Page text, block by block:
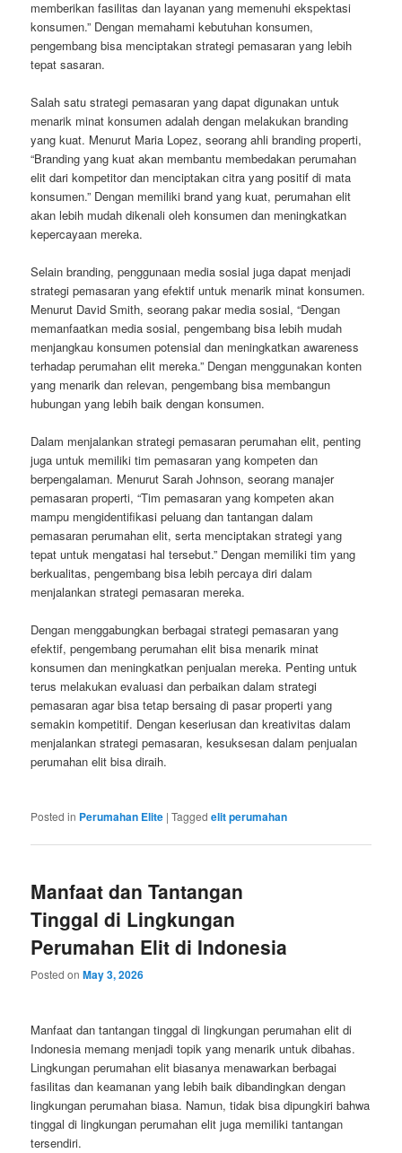
memberikan fasilitas dan layanan yang memenuhi ekspektasi
konsumen.” Dengan memahami kebutuhan konsumen,
pengembang bisa menciptakan strategi pemasaran yang lebih
tepat sasaran.
Salah satu strategi pemasaran yang dapat digunakan untuk
menarik minat konsumen adalah dengan melakukan branding
yang kuat. Menurut Maria Lopez, seorang ahli branding properti,
“Branding yang kuat akan membantu membedakan perumahan
elit dari kompetitor dan menciptakan citra yang positif di mata
konsumen.” Dengan memiliki brand yang kuat, perumahan elit
akan lebih mudah dikenali oleh konsumen dan meningkatkan
kepercayaan mereka.
Selain branding, penggunaan media sosial juga dapat menjadi
strategi pemasaran yang efektif untuk menarik minat konsumen.
Menurut David Smith, seorang pakar media sosial, “Dengan
memanfaatkan media sosial, pengembang bisa lebih mudah
menjangkau konsumen potensial dan meningkatkan awareness
terhadap perumahan elit mereka.” Dengan menggunakan konten
yang menarik dan relevan, pengembang bisa membangun
hubungan yang lebih baik dengan konsumen.
Dalam menjalankan strategi pemasaran perumahan elit, penting
juga untuk memiliki tim pemasaran yang kompeten dan
berpengalaman. Menurut Sarah Johnson, seorang manajer
pemasaran properti, “Tim pemasaran yang kompeten akan
mampu mengidentifikasi peluang dan tantangan dalam
pemasaran perumahan elit, serta menciptakan strategi yang
tepat untuk mengatasi hal tersebut.” Dengan memiliki tim yang
berkualitas, pengembang bisa lebih percaya diri dalam
menjalankan strategi pemasaran mereka.
Dengan menggabungkan berbagai strategi pemasaran yang
efektif, pengembang perumahan elit bisa menarik minat
konsumen dan meningkatkan penjualan mereka. Penting untuk
terus melakukan evaluasi dan perbaikan dalam strategi
pemasaran agar bisa tetap bersaing di pasar properti yang
semakin kompetitif. Dengan keseriusan dan kreativitas dalam
menjalankan strategi pemasaran, kesuksesan dalam penjualan
perumahan elit bisa diraih.
Posted in Perumahan Elite |Tagged elit perumahan
Manfaat dan Tantangan
Tinggal di Lingkungan
Perumahan Elit di Indonesia
Posted onMay 3, 2026
Manfaat dan tantangan tinggal di lingkungan perumahan elit di
Indonesia memang menjadi topik yang menarik untuk dibahas.
Lingkungan perumahan elit biasanya menawarkan berbagai
fasilitas dan keamanan yang lebih baik dibandingkan dengan
lingkungan perumahan biasa. Namun, tidak bisa dipungkiri bahwa
tinggal di lingkungan perumahan elit juga memiliki tantangan
tersendiri.